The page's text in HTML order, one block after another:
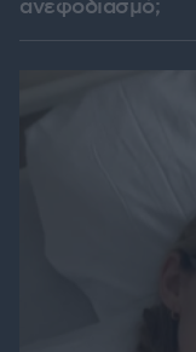
ανεφοδιασμό;